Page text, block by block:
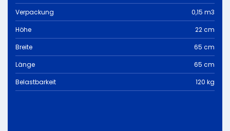
Verpackung
0,15 m3
Höhe
22 cm
Breite
65 cm
Länge
65 cm
Belastbarkeit
120 kg